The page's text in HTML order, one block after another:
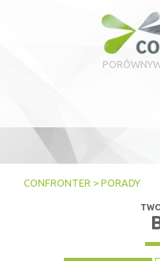
CONFRONTER > PORADY